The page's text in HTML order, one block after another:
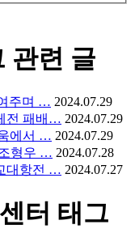
관련 글
주며 … 2024.07.29
전 패배… 2024.07.29
에서 … 2024.07.29
형우 … 2024.07.28
대항전 … 2024.07.27
터 태그